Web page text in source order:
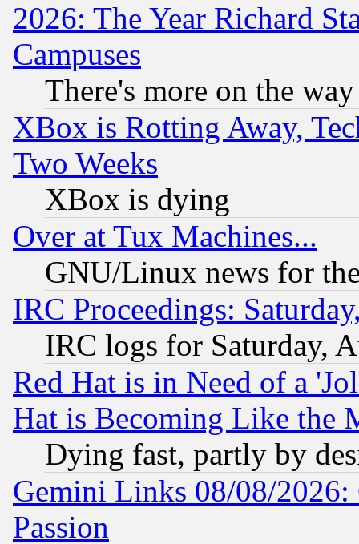
2026: The Year Richard
Campuses
There's more on the way
XBox is Rotting Away,
Two Weeks
XBox is dying
Over at Tux Machines...
GNU/Linux news for
IRC Proceedings:
IRC logs for Saturday,
Red Hat is in Need of a
Hat is Becoming Like the
Dying fast, partly by
Gemini Links 08/08/2026:
Passion